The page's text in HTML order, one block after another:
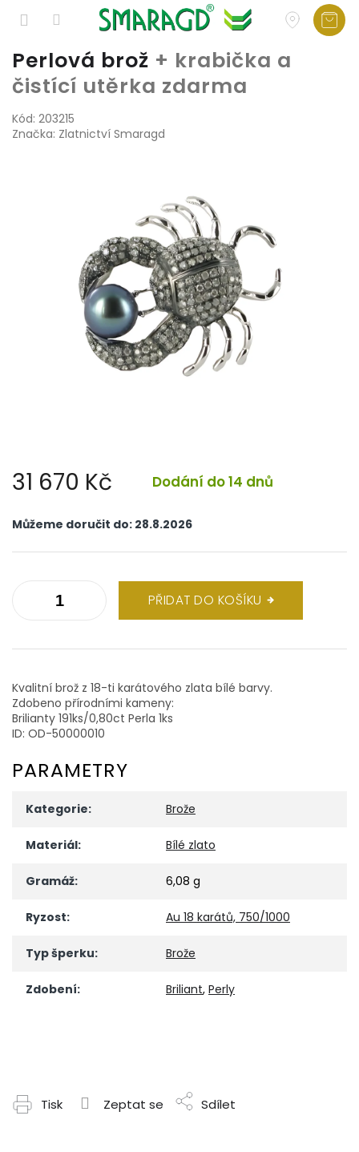
Přejít
obsah
Perlová brož + krabička a
čistící utěrka zdarma
Kód: 203215
Značka: Zlatnictví Smaragd
31 670 Kč Dodání do 14 dnů
cena:
Můžeme doručit do: 28.8.2026
PŘIDAT DO KOŠÍKU
Kvalitní brož z 18-ti karátového zlata bílé barvy.
Zdobeno přírodními kameny:
Brilianty 191ks/0,80ct Perla 1ks
ID: OD-50000010
PARAMETRY
Kategorie: Brože
Materiál: Bílé zlato
Gramáž: 6,08 g
Ryzost: Au 18 karátů, 750/1000
Typ šperku: Brože
Zdobení: Briliant, Perly
Tisk Zeptat se Sdílet